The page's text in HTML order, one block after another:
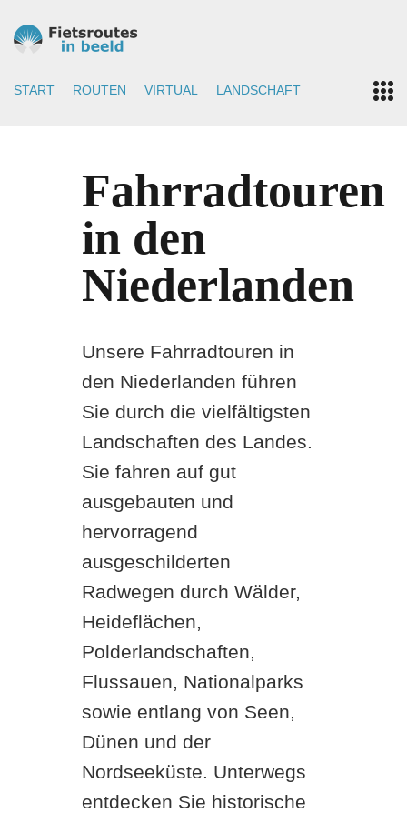
START ROUTEN VIRTUAL LANDSCHAFT
Fahrradtouren
in den
Niederlanden
Unsere Fahrradtouren in
den Niederlanden führen
Sie durch die vielfältigsten
Landschaften des Landes.
Sie fahren auf gut
ausgebauten und
hervorragend
ausgeschilderten
Radwegen durch Wälder,
Heideflächen,
Polderlandschaften,
Flussauen, Nationalparks
sowie entlang von Seen,
Dünen und der
Nordseeküste. Unterwegs
entdecken Sie historische